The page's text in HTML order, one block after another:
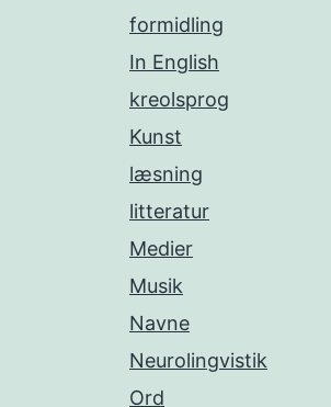
formidling
In English
kreolsprog
Kunst
læsning
litteratur
Medier
Musik
Navne
Neurolingvistik
Ord